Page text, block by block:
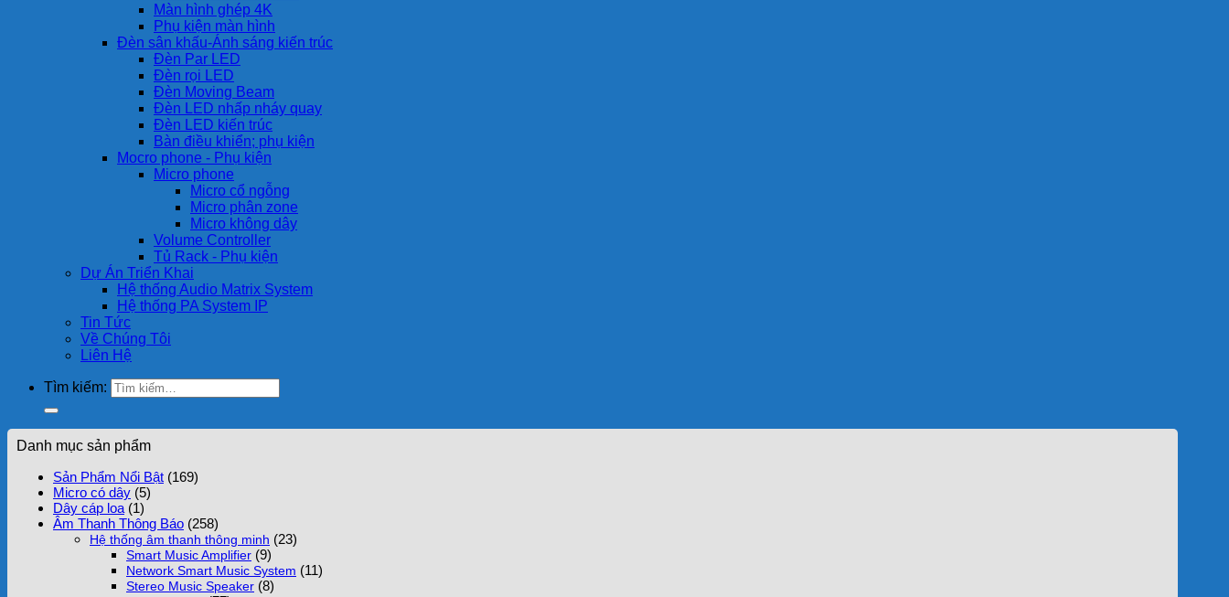
Màn hình ghép 4K
Phụ kiện màn hình
Đèn sân khấu-Ánh sáng kiến trúc
Đèn Par LED
Đèn rọi LED
Đèn Moving Beam
Đèn LED nhấp nháy quay
Đèn LED kiến trúc
Bàn điều khiển; phụ kiện
Mocro phone - Phụ kiện
Micro phone
Micro cổ ngỗng
Micro phân zone
Micro không dây
Volume Controller
Tủ Rack - Phụ kiện
Dự Án Triển Khai
Hệ thống Audio Matrix System
Hệ thống PA System IP
Tin Tức
Về Chúng Tôi
Liên Hệ
Tìm kiếm:
Danh mục sản phẩm
Sản Phẩm Nổi Bật (169)
Micro có dây (5)
Dây cáp loa (1)
Âm Thanh Thông Báo (258)
Hệ thống âm thanh thông minh (23)
Smart Music Amplifier (9)
Network Smart Music System (11)
Stereo Music Speaker (8)